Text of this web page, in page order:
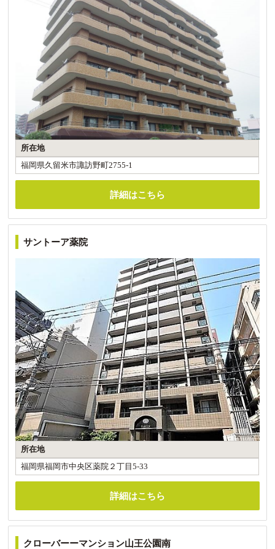
所在地
福岡県久留米市諏訪野町2755-1
詳細はこちら
サントーア薬院
所在地
福岡県福岡市中央区薬院２丁目5-33
詳細はこちら
クローバーーマンション山王公園南